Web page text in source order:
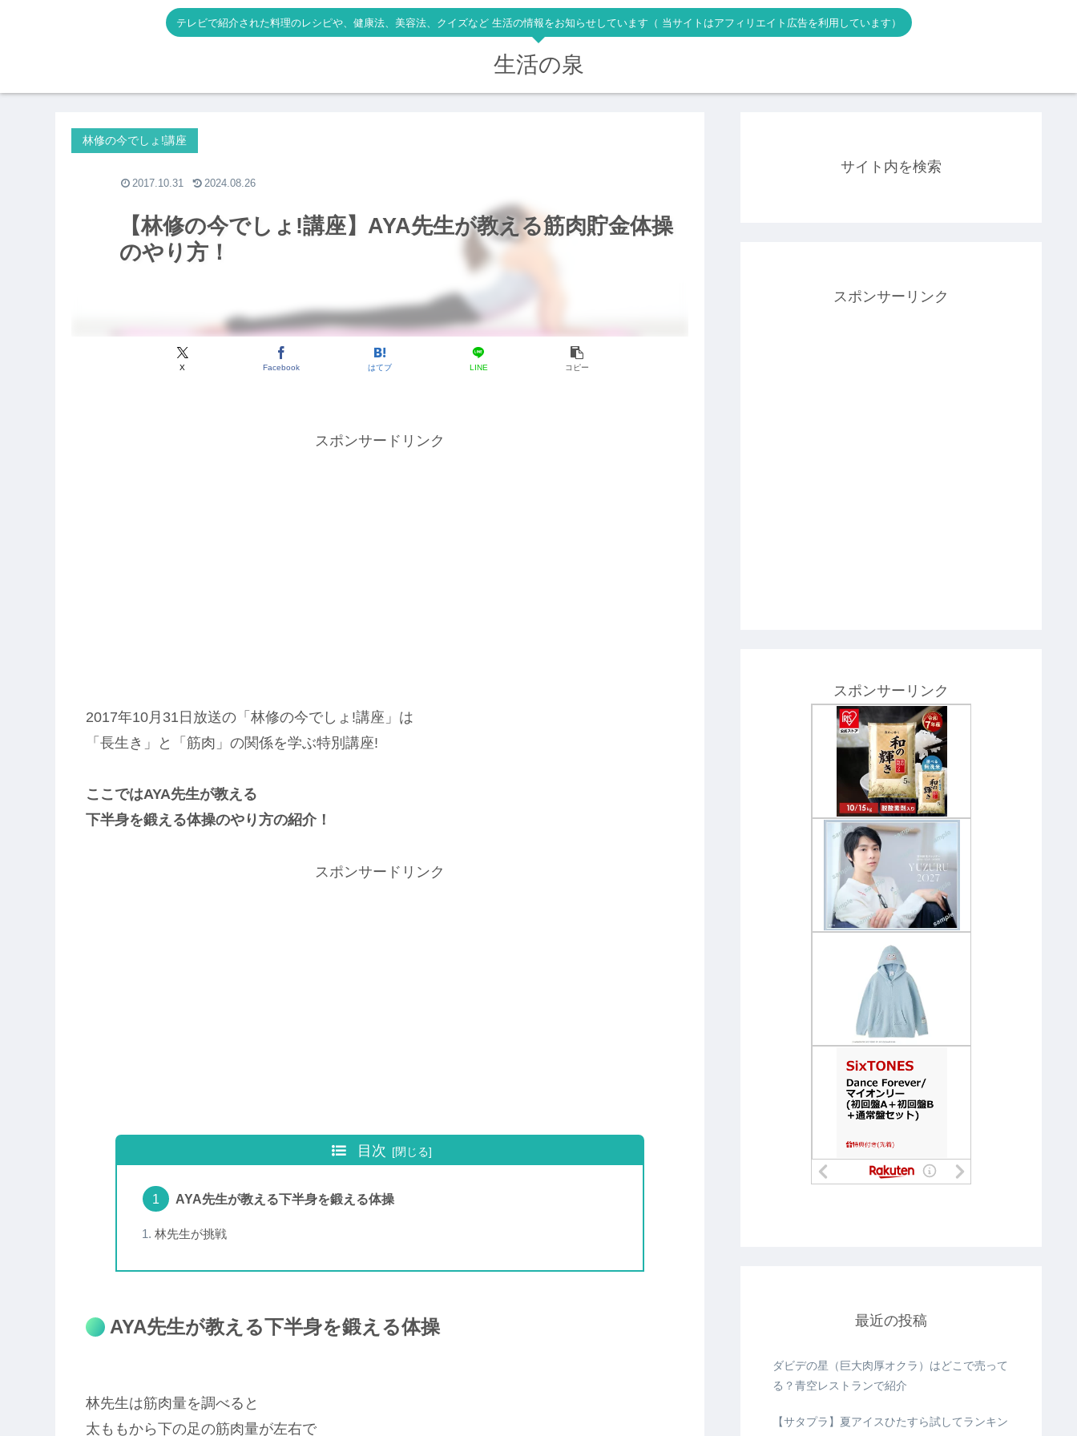
テレビで紹介された料理のレシピや、健康法、美容法、クイズなど 生活の情報をお知らせしています（ 当サイトはアフィリエイト広告を利用しています）
生活の泉
【林修の今でしょ!講座】AYA先生が教える筋肉貯金体操
のやり方！
林修の今でしょ!講座
X Facebook はてブ LINE コピー
2017.10.31 2024.08.26
スポンサードリンク
2017年10月31日放送の「林修の今でしょ!講座」は
「長生き」と「筋肉」の関係を学ぶ特別講座!
ここではAYA先生が教える
下半身を鍛える体操のやり方の紹介！
スポンサードリンク
目次
AYA先生が教える下半身を鍛える体操
林先生が挑戦
AYA先生が教える下半身を鍛える体操
林先生は筋肉量を調べると
太ももから下の足の筋肉量が左右で
サイト内を検索
スポンサーリンク
スポンサーリンク
最近の投稿
ダビデの星（巨大肉厚オクラ）はどこで売って
る？青空レストランで紹介
【サタプラ】夏アイスひたすら試してランキン